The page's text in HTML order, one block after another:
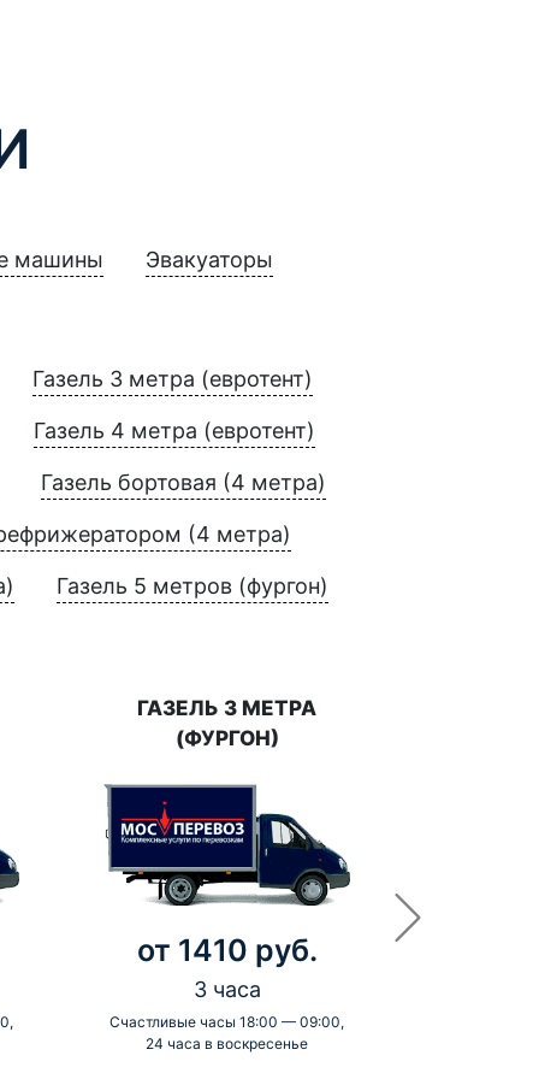
машины Эвакуаторы
Газель 3 метра (евротент)
Газель 4 метра (евротент)
Газель бортовая (4 метра)
(4 метра)
Газель 5 метров (фургон)
ГАЗЕЛЬ 3 МЕТРА
(ФУРГОН)
от 1410 руб.
3 часа
Счастливые часы 18:00 — 09:00,
24 часа в воскресенье
-